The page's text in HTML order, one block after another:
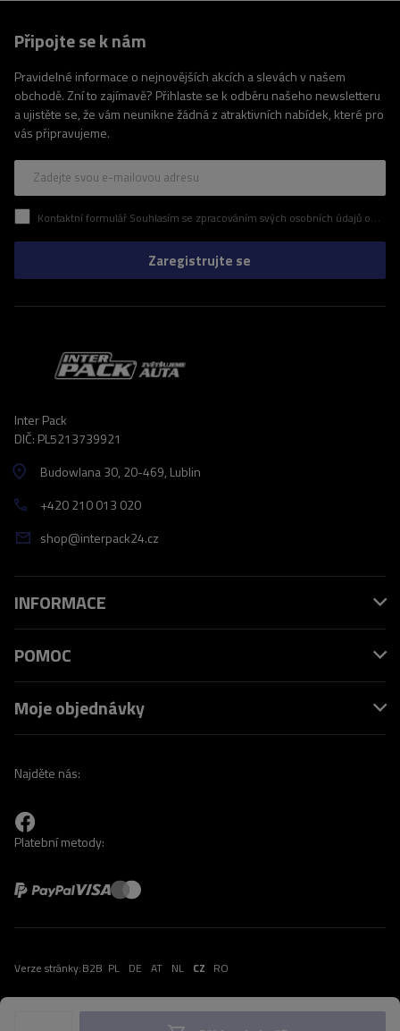
Připojte se k nám
Pravidelné informace o nejnovějších akcích a slevách v našem
obchodě. Zní to zajímavě? Přihlaste se k odběru našeho newsletteru
a ujistěte se, že vám neunikne žádná z atraktivních nabídek, které pro
vás připravujeme.
Zadejte svou e-mailovou adresu
Kontaktní formulář Souhlasím se zpracováním svých osobních údajů obsažených v kontaktním formuláři v souladu s nařízením Evropského parlamentu a Rady (EU)
Zaregistrujte se
Inter Pack
DIČ: PL5213739921
Budowlana 30, 20-469, Lublin
+420 210 013 020
shop@interpack24.cz
INFORMACE
POMOC
Moje objednávky
Najděte nás:
Platební metody:
Verze stránky:B2B PL DE AT NL CZ RO